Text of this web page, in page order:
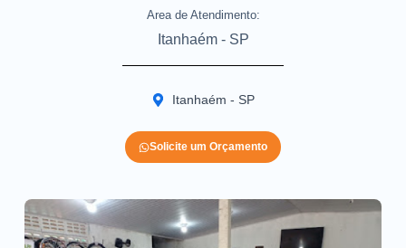
Area de Atendimento:
Itanhaém - SP
Itanhaém - SP
Solicite um Orçamento